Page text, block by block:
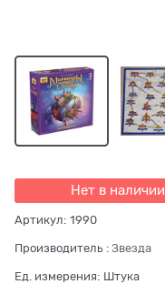
Нет в наличии
Артикул: 1990
Производитель : Звезда
Ед. измерения: Штука